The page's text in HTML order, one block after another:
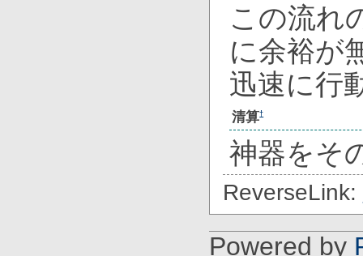
この流れ
に余裕が
迅速に行
清算†
神器をそ
ReverseLink:
Powered by